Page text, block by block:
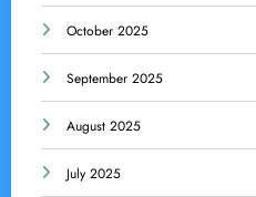
October 2025
September 2025
August 2025
July 2025